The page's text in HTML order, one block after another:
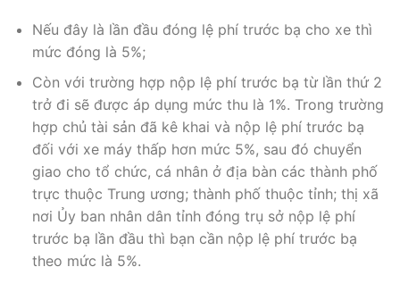
Nếu đây là lần đầu đóng lệ phí trước bạ cho xe thì
mức đóng là 5%;
Còn với trường hợp nộp lệ phí trước bạ từ lần thứ 2
trở đi sẽ được áp dụng mức thu là 1%. Trong trường
hợp chủ tài sản đã kê khai và nộp lệ phí trước bạ
đối với xe máy thấp hơn mức 5%, sau đó chuyển
giao cho tổ chức, cá nhân ở địa bàn các thành phố
trực thuộc Trung ương; thành phố thuộc tỉnh; thị xã
nơi Ủy ban nhân dân tỉnh đóng trụ sở nộp lệ phí
trước bạ lần đầu thì bạn cần nộp lệ phí trước bạ
theo mức là 5%.